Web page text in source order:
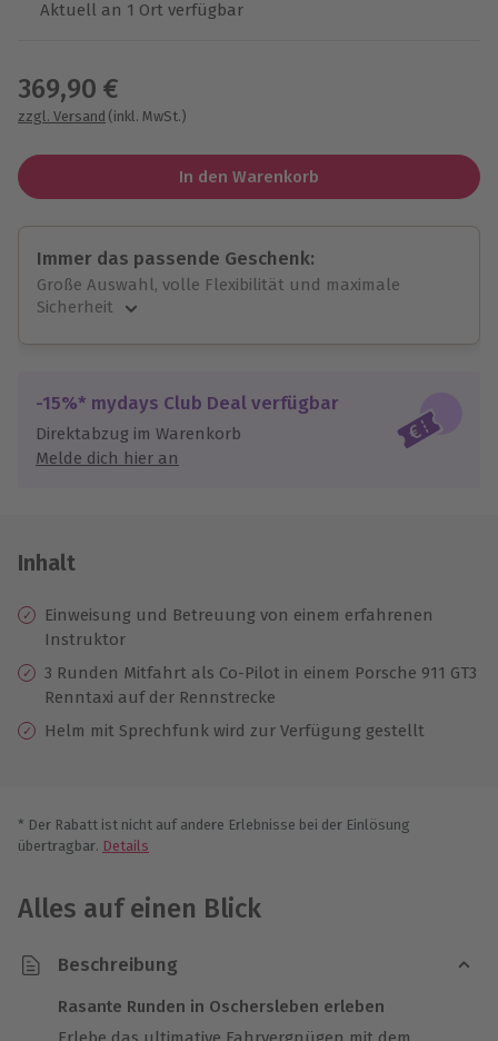
Aktuell an 1 Ort verfügbar
369,90 €
zzgl. Versand (inkl. MwSt.)
In den Warenkorb
Immer das passende Geschenk:
Große Auswahl, volle Flexibilität und maximale
Sicherheit
Jeder Gutschein für alle Erlebnisse einlösbar.
Maximale Sicherheit
10 Jahre gültig & verlängerbar.
-15%* mydays Club Deal verfügbar
Direktabzug im Warenkorb
Melde dich hier an
Inhalt
Einweisung und Betreuung von einem erfahrenen
Instruktor
3 Runden Mitfahrt als Co-Pilot in einem Porsche 911 GT3
Renntaxi auf der Rennstrecke
Helm mit Sprechfunk wird zur Verfügung gestellt
* Der Rabatt ist nicht auf andere Erlebnisse bei der Einlösung
übertragbar. Details
Alles auf einen Blick
Beschreibung
Rasante Runden in Oschersleben erleben